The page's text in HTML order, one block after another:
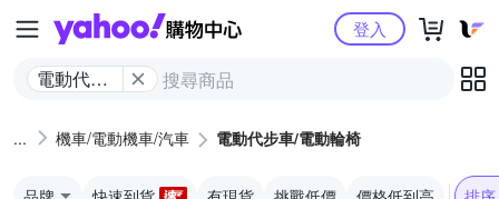
Yahoo購物中心
電動代步
椅
登入
機車/電動機車/汽車 電動代步車/電動輪椅